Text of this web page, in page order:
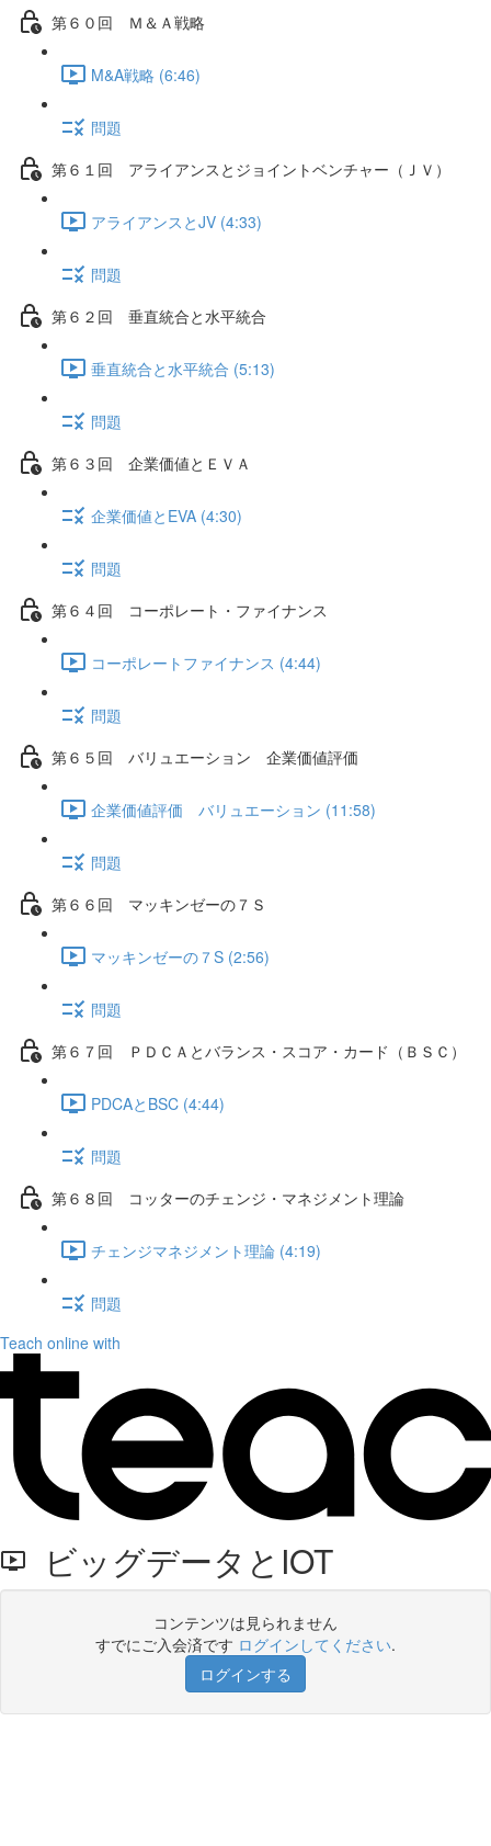
第６０回 Ｍ＆Ａ戦略
M&A戦略 (6:46)
問題
第６１回 アライアンスとジョイントベンチャー（ＪＶ）
アライアンスとJV (4:33)
問題
第６２回 垂直統合と水平統合
垂直統合と水平統合 (5:13)
問題
第６３回 企業価値とＥＶＡ
企業価値とEVA (4:30)
問題
第６４回 コーポレート・ファイナンス
コーポレートファイナンス (4:44)
問題
第６５回 バリュエーション 企業価値評価
企業価値評価 バリュエーション (11:58)
問題
第６６回 マッキンゼーの７Ｓ
マッキンゼーの７S (2:56)
問題
第６７回 ＰＤＣＡとバランス・スコア・カード（ＢＳＣ）
PDCAとBSC (4:44)
問題
第６８回 コッターのチェンジ・マネジメント理論
チェンジマネジメント理論 (4:19)
問題
Teach online with
ビッグデータとIOT
コンテンツは見られません
すでにご入会済です ログインしてください.
ログインする